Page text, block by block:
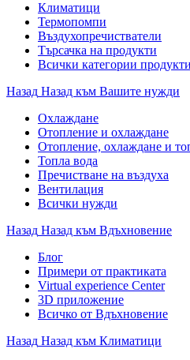
Климатици
Термопомпи
Въздухопречистватели
Търсачка на продукти
Всички категории продукти
Назад Назад към Вашите нужди
Охлаждане
Отопление и охлаждане
Отопление, охлаждане и
Топла вода
Пречистване на въздуха
Вентилация
Всички нужди
Назад Назад към Вдъхновение
Блог
Примери от практиката
Virtual experience Center
3D приложение
Всичко от Вдъхновение
Назад Назад към Климатици